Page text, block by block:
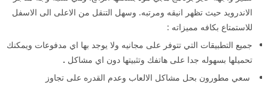
الاندرويد حيث تظهر انيقه ومرتبه. وسهل التنقل من الاعلى الى الاسفل
للاستمتاع بكافه مميزاته :
جميع التطبيقات التي تتوفر على مجانيه ولا يوجد بها اي مدفوعات ويمكنك
تحميلها بسهوله جدا على هاتفك وتثبيتها دون اي مشاكل .
سعي مطورون بحل مشاكل الالعاب وعدم القدره على تجاوز